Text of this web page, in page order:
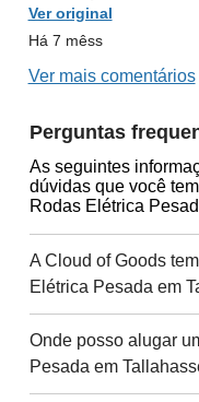
Ver original
Há 7 mêss
Ver mais comentários
Perguntas
As seguintes
dúvidas que você
Rodas Elétrica
A Cloud of Goods
Elétrica Pesada em
Onde posso alugar
Pesada em